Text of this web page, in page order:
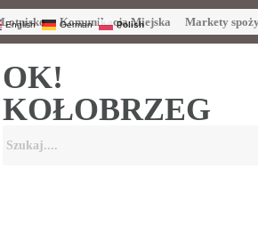
Lotnisko Komunikacja Miejska Markety
OK!
KOŁOBRZEG
English German Polish